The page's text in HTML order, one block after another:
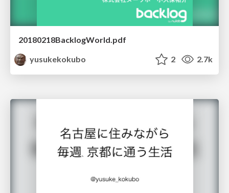
20180218BacklogWorld.pdf
yusukekokubo
2 2.7k